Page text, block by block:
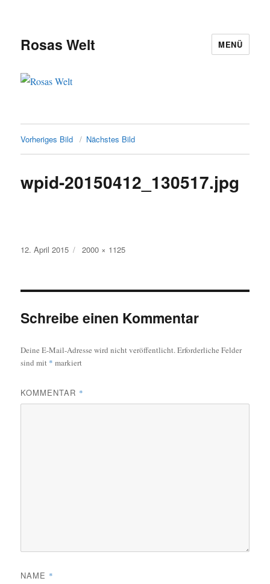
Rosas Welt MENÜ
Vorheriges Bild Nächstes Bild
wpid-20150412_130517.jpg
Veröffentlicht
12. April 2015 Originalgröße
2000 × 1125
Schreibe einen Kommentar
Deine E-Mail-Adresse wird nicht veröffentlicht.Erforderliche Felder
sind mit * markiert
KOMMENTAR *
NAME *